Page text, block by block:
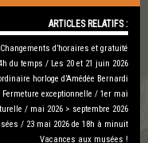
ARTICLES RELATIFS :
d’horaires et gratuité
du temps / Les 20 et 21 juin 2026
horloge d’Amédée Bernardi
Fermeture exceptionnelle / 1er mai
/ mai 2026 > septembre 2026
/ 23 mai 2026 de 18h à minuit
Vacances aux musées !